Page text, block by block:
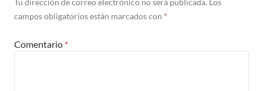
Tu dirección de correo electrónico no será publicada. Los
campos obligatorios están marcados con *
Comentario *